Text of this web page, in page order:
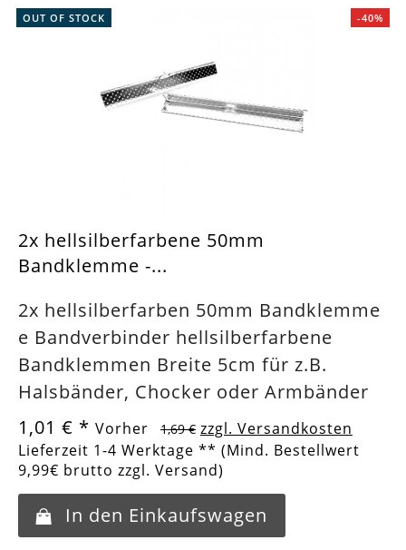
OUT OF STOCK -40%
2x hellsilberfarbene 50mm
Bandklemme -...
2x hellsilberfarben 50mm Bandklemme
e Bandverbinder hellsilberfarbene
Bandklemmen Breite 5cm für z.B.
Halsbänder, Chocker oder Armbänder
1,01 € * Vorher 1,69 € zzgl. Versandkosten
Lieferzeit 1-4 Werktage ** (Mind. Bestellwert
9,99€ brutto zzgl. Versand)
In den Einkaufswagen